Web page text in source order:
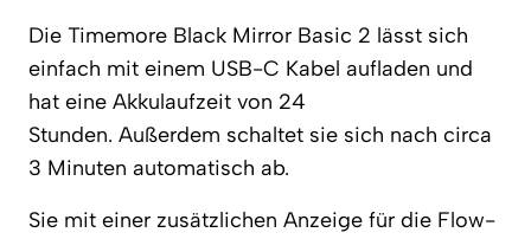
Die Timemore Black Mirror Basic 2 lässt sich
einfach mit einem USB-C Kabel aufladen und
hat eine Akkulaufzeit von 24
Stunden. Außerdem schaltet sie sich nach circa
3 Minuten automatisch ab.
Sie mit einer zusätzlichen Anzeige für die Flow-